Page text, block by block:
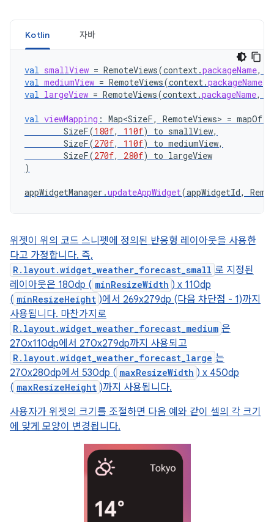
Kotlin 자바
val smallView = RemoteViews(context.packageName,
val mediumView = RemoteViews(context.packageName
val largeView = RemoteViews(context.packageName,
val viewMapping : Map<SizeF, RemoteViews> = mapOf
SizeF(180f, 110f) to smallView,
SizeF(270f, 110f) to mediumView,
SizeF(270f, 280f) to largeView
)
appWidgetManager .updateAppWidget(appWidgetId,
위젯이 위의 코드 스니펫에 정의된 반응형 레이아웃을 사용한
다고 가정합니다. 즉,
R.layout.widget_weather_forecast_small 로 지정된
레이아웃은 180dp ( minResizeWidth ) x 110dp
( minResizeHeight )에서 269x279dp (다음 차단점 - 1)까지
사용됩니다. 마찬가지로
R.layout.widget_weather_forecast_medium 은
270x110dp에서 270x279dp까지 사용되고
R.layout.widget_weather_forecast_large 는
270x280dp에서 530dp ( maxResizeWidth ) x 450dp
( maxResizeHeight )까지 사용됩니다.
사용자가 위젯의 크기를 조절하면 다음 예와 같이 셀의 각 크기
에 맞게 모양이 변경됩니다.